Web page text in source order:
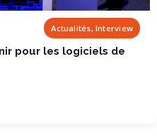
Actualités, Interview
pour les logiciels de